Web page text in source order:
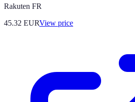
Rakuten FR
45.32 EURView price